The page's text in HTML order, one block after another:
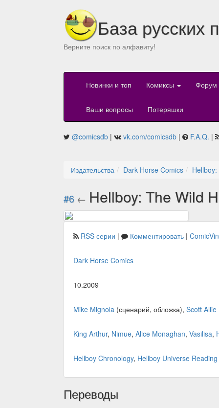
База русских
Верните поиск по алфавиту!
Новинки и топ Комиксы Форум
Ваши вопросы Потеряшки
@comicsdb | vk.com/comicsdb | F.A.Q. |
Издательства Dark Horse Comics
#6 ← Hellboy: The Wild
RSS серии | Комментировать |
Dark Horse Comics
10.2009
Mike Mignola (сценарий, обложка), Scott Allie
King Arthur, Nimue, Alice Monaghan, Vasilisa,
Hellboy Chronology, Hellboy Universe
Переводы